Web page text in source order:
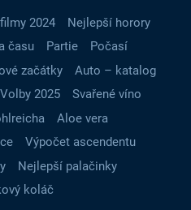
2024
Nejlepší horory
času Partie
Počasí
začátky
Auto – katalog
Volby 2025
Svařené víno
Aloe vera
Výpočet ascendentu
Nejlepší palačinky
koláč